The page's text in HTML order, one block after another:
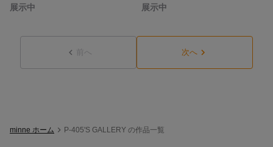
展示中
展示中
前へ 次へ
minne ホーム P-405'S GALLERY の作品一覧